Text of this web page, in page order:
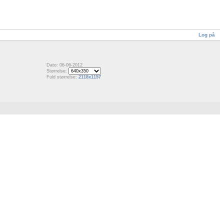
Log på
Dato: 06-06-2012
Størrelse:
Fuld størrelse: 2118x1157